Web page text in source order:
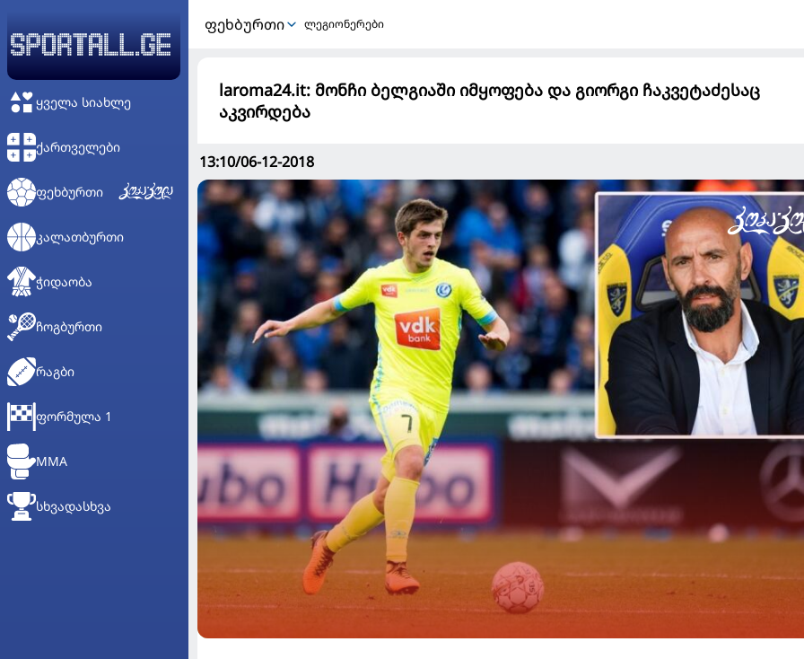
ᲧᲕᲔᲚᲐ ᲡᲘᲐᲮᲚᲔ
ᲥᲐᲠᲗᲕᲔᲚᲔᲑᲘ
ᲤᲔᲮᲑᲣᲠᲗᲘ
ᲙᲐᲚᲐᲗᲑᲣᲠᲗᲘ
ᲭᲘᲓᲐᲝᲑᲐ
ᲩᲝᲒᲑᲣᲠᲗᲘ
ᲠᲐᲒᲑᲘ
ᲤᲝᲠᲛᲣᲚᲐ 1
MMA
ᲡᲮᲕᲐᲓᲐᲡᲮᲕᲐ
ᲤᲔᲮᲑᲣᲠᲗᲘ ლეგიონერები
laroma24.it: მონჩი ბელგიაში იმყოფება და გიორგი ჩაკვეტაძესაც
აკვირდება
13:10/06-12-2018